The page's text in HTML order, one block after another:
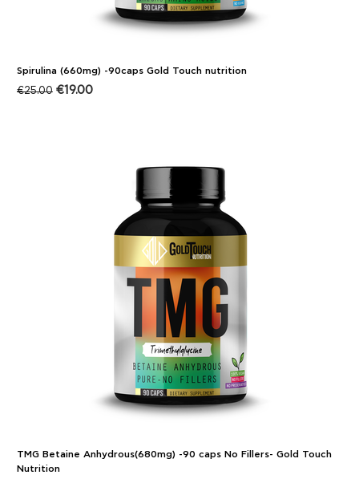
Spirulina (660mg) -90caps Gold Touch nutrition
€25.00 €19.00
TMG Betaine Anhydrous(680mg) -90 caps No Fillers- Gold Touch
Nutrition